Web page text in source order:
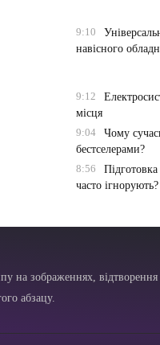
9:10
навісного
9:12
місця
9:04
Чому
бестселерами?
8:56
часто ігнорують?
на зображеннях, відтворення
абзацу.